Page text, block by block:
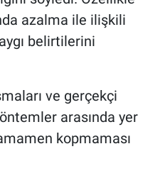
azalma ile ilişkili
belirtilerini
ve gerçekçi
arasında yer
kopmaması